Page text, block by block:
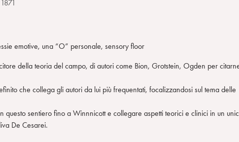
emotive, una “O” personale, sensory floor
della teoria del campo, di autori come Bion, Grotstein, Ogden per
che collega gli autori da lui più frequentati, focalizzandosi sul tema delle
questo sentiero fino a Winnnicott e collegare aspetti teorici e clinici in un
De Cesarei.